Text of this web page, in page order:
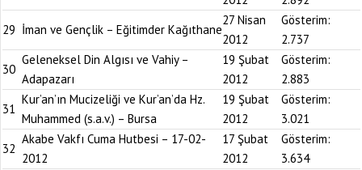
29 İman ve Gençlik – Eğitimder Kağıthane
27 Nisan
2012
Gösterim:
2.737
30
Geleneksel Din Algısı ve Vahiy –
Adapazarı
19 Şubat
2012
Gösterim:
2.883
31
Kur’an’ın Mucizeliği ve Kur’an’da Hz.
Muhammed (s.a.v.) – Bursa
19 Şubat
2012
Gösterim:
3.021
32
Akabe Vakfı Cuma Hutbesi – 17-02-
2012
17 Şubat
2012
Gösterim:
3.634